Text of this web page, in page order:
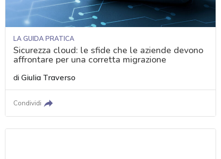
LA GUIDA PRATICA
Sicurezza cloud: le sfide che le aziende devono
affrontare per una corretta migrazione
diGiulia Traverso
Condividi